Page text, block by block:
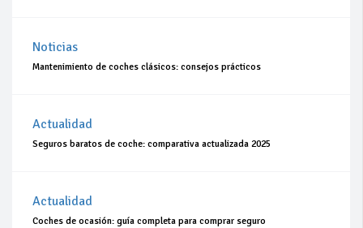
Noticias
Mantenimiento de coches clásicos: consejos prácticos
Actualidad
Seguros baratos de coche: comparativa actualizada 2025
Actualidad
Coches de ocasión: guía completa para comprar seguro